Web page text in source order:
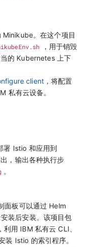
Minikube。在这个项目
，用于销毁
的 Kubernetes 上下
client ，将配置
私有云设备。
署 Istio 和应用到
，输出各种执行步
。
面板可以通过 Helm
装后安装。该项目包
用 IBM 私有云 CLI、
装 Istio 的索引程序。